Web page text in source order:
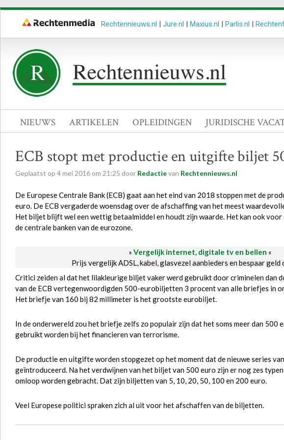
Rechtennieuws.nl | Jure.nl | Maxius.nl | Parlis.nl |
NIEUWS ARTIKELEN OPLEIDINGEN JURIDISCHE
ECB stopt met productie en uitgifte biljet
Geplaatst op 4mei 2016 om 21:25 door Redactievan Rechtennieuws.nl
De Europese Centrale Bank (ECB) gaat aan het eind van 2018 stoppen met de
euro. De ECB vergaderde woensdag over de afschaffing van het meest
Het biljet blijft wel een wettig betaalmiddel en houdt zijn waarde. Het kan ook
de centrale banken van de eurozone.
» Vergelijk internet, digitale tv en bellen «
Prijs vergelijk ADSL, kabel, glasvezel aanbieders en bespaar
Critici zeiden al dat het lilakleurige biljet vaker werd gebruikt door criminelen dan
van de ECB vertegenwoordigden 500-eurobiljetten 3 procent van alle briefjes in
Het briefje van 160 bij 82 millimeter is het grootste eurobiljet.
In de onderwereld zou het briefje zelfs zo populair zijn dat het soms meer dan 500
gebruikt worden bij het financieren van terrorisme.
De productie en uitgifte worden stopgezet op het moment dat de nieuwe series
geïntroduceerd. Na het verdwijnen van het biljet van 500 euro zijn er nog zes
omloop worden gebracht. Dat zijn biljetten van 5, 10, 20, 50, 100 en 200 euro.
Veel Europese politici spraken zich al uit voor het afschaffen van de biljetten.